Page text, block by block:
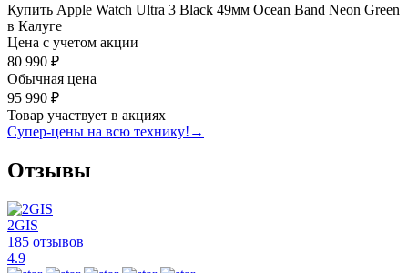
Купить Apple Watch Ultra 3 Black 49мм Ocean Band Neon Green
в Калуге
Цена с учетом акции
80 990 ₽
Обычная цена
95 990 ₽
Товар участвует в акциях
Супер-цены на всю технику! →
Отзывы
2GIS
185 отзывов
4.9